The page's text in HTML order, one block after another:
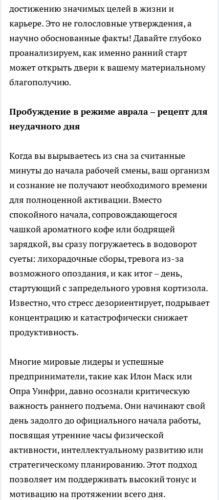
достижению значимых целей в жизни и
карьере. Это не голословные утверждения, а
научно обоснованные факты! Давайте глубоко
проанализируем, как именно ранний старт
может открыть двери к вашему материальному
благополучию.
Пробуждение в режиме аврала – рецепт для
неудачного дня
Когда вы вырываетесь из сна за считанные
минуты до начала рабочей смены, ваш организм
и сознание не получают необходимого времени
для полноценной активации. Вместо
спокойного начала, сопровождающегося
чашкой ароматного кофе или бодрящей
зарядкой, вы сразу погружаетесь в водоворот
суеты: лихорадочные сборы, тревога из-за
возможного опоздания, и как итог – день,
стартующий с запредельного уровня кортизола.
Известно, что стресс дезориентирует, подрывает
концентрацию и катастрофически снижает
продуктивность.
Многие мировые лидеры и успешные
предприниматели, такие как Илон Маск или
Опра Уинфри, давно осознали критическую
важность раннего подъема. Они начинают свой
день задолго до официального начала работы,
посвящая утренние часы физической
активности, интеллектуальному развитию или
стратегическому планированию. Этот подход
позволяет им поддерживать высокий тонус и
мотивацию на протяжении всего дня.